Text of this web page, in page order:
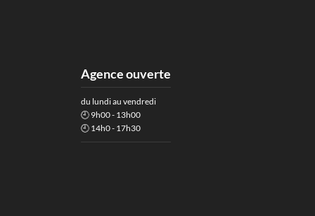
Agence ouverte
du lundi au vendredi
🕘 9h00 - 13h00
🕘 14h0 - 17h30